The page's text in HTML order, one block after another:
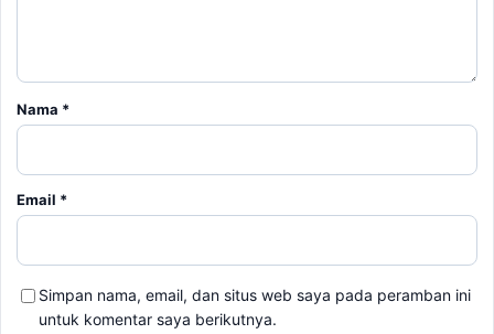
Nama *
Email *
Simpan nama, email, dan situs web saya pada peramban ini
untuk komentar saya berikutnya.